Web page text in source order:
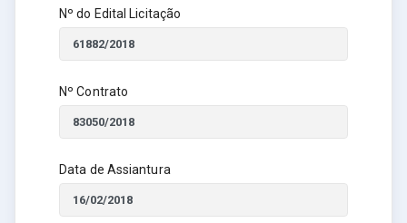
Nº do Edital Licitação
Nº Contrato
Data de Assiantura